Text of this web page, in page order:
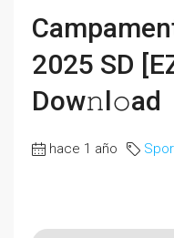
2025 SD
Dow𝚗l𝚘ad
hace 1 año